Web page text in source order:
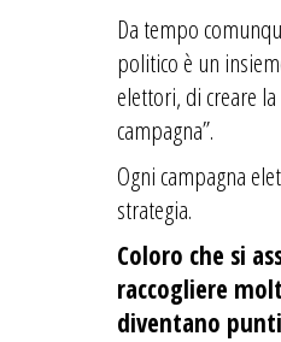
Da tempo
politico è un
elettori, di creare
campagna”.
Ogni campagna
strategia.
Coloro che si
raccogliere
diventano